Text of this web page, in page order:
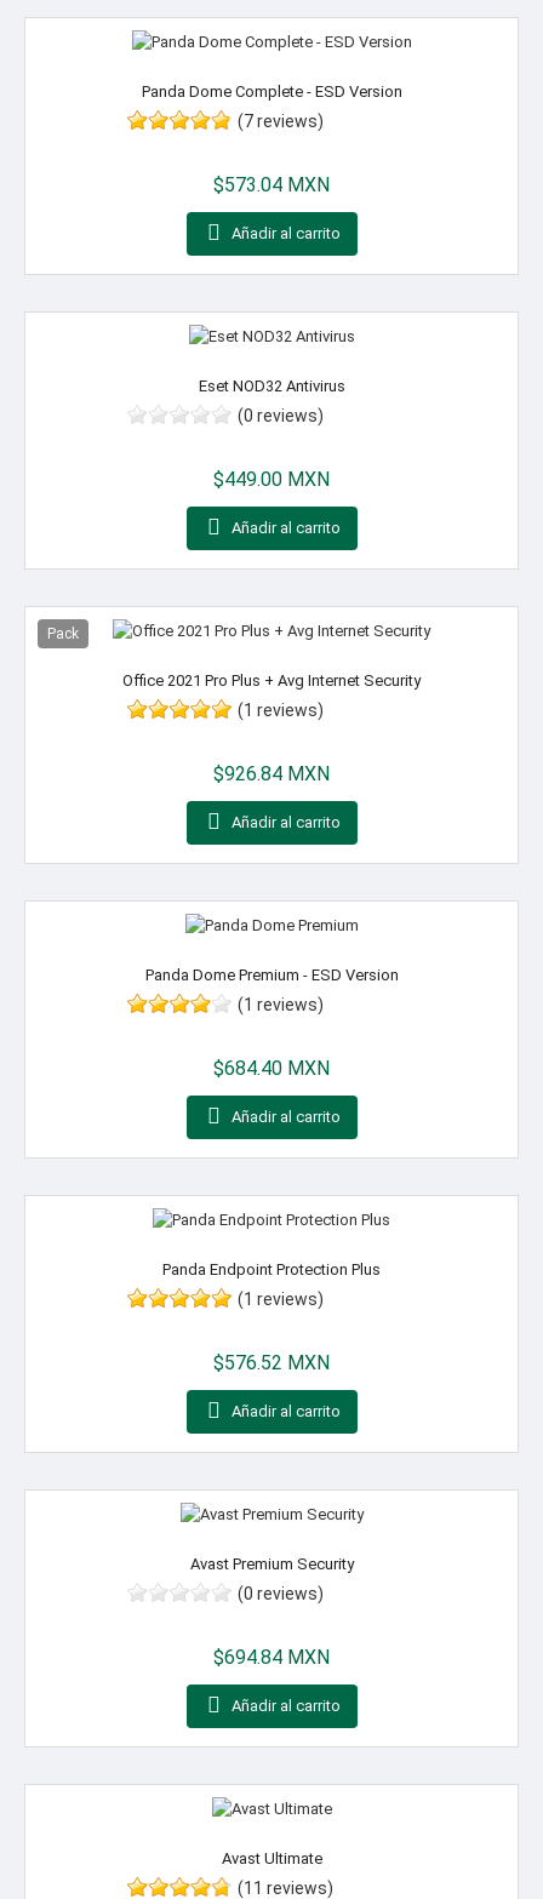
Panda Dome Complete - ESD Version
(7 reviews)
$573.04 MXN
 Añadir al carrito
Eset NOD32 Antivirus
(0 reviews)
$449.00 MXN
 Añadir al carrito
Pack
Office 2021 Pro Plus + Avg Internet Security
(1 reviews)
$926.84 MXN
 Añadir al carrito
Panda Dome Premium - ESD Version
(1 reviews)
$684.40 MXN
 Añadir al carrito
Panda Endpoint Protection Plus
(1 reviews)
$576.52 MXN
 Añadir al carrito
Avast Premium Security
(0 reviews)
$694.84 MXN
 Añadir al carrito
Avast Ultimate
(11 reviews)